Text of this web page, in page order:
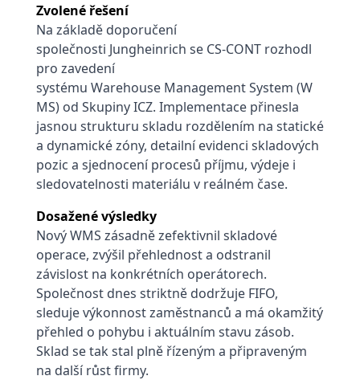
Zvolené řešení
Na základě doporučení
společnosti Jungheinrich se CS-CONT rozhodl
pro zavedení
systému Warehouse Management System (W
MS) od Skupiny ICZ. Implementace přinesla
jasnou strukturu skladu rozdělením na statické
a dynamické zóny, detailní evidenci skladových
pozic a sjednocení procesů příjmu, výdeje i
sledovatelnosti materiálu v reálném čase.
Dosažené výsledky
Nový WMS zásadně zefektivnil skladové
operace, zvýšil přehlednost a odstranil
závislost na konkrétních operátorech.
Společnost dnes striktně dodržuje FIFO,
sleduje výkonnost zaměstnanců a má okamžitý
přehled o pohybu i aktuálním stavu zásob.
Sklad se tak stal plně řízeným a připraveným
na další růst firmy.